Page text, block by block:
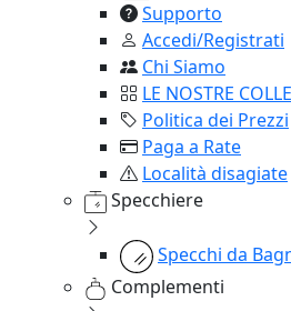
Supporto
Accedi/Registrati
Chi Siamo
LE NOSTRE
Politica dei Prezzi
Paga a Rate
Località disagiate
Specchiere
Specchi da
Complementi